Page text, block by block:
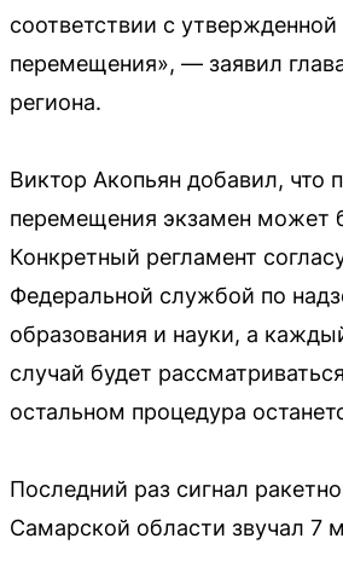
соответствии с
перемещения», — заявил
региона.
Виктор Акопьян добавил, что
перемещения экзамен может
Конкретный регламент
Федеральной службой по
образования и науки, а
случай будет
остальном процедура
Последний раз сигнал
Самарской области звучал 7